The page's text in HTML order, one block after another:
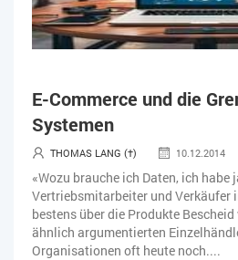
E-Commerce und die
Systemen
THOMAS LANG (†) 10.12.2014
«Wozu brauche ich Daten, ich habe
Vertriebsmitarbeiter und Verkäufer
bestens über die Produkte
ähnlich argumentierten
Organisationen oft heute noch....